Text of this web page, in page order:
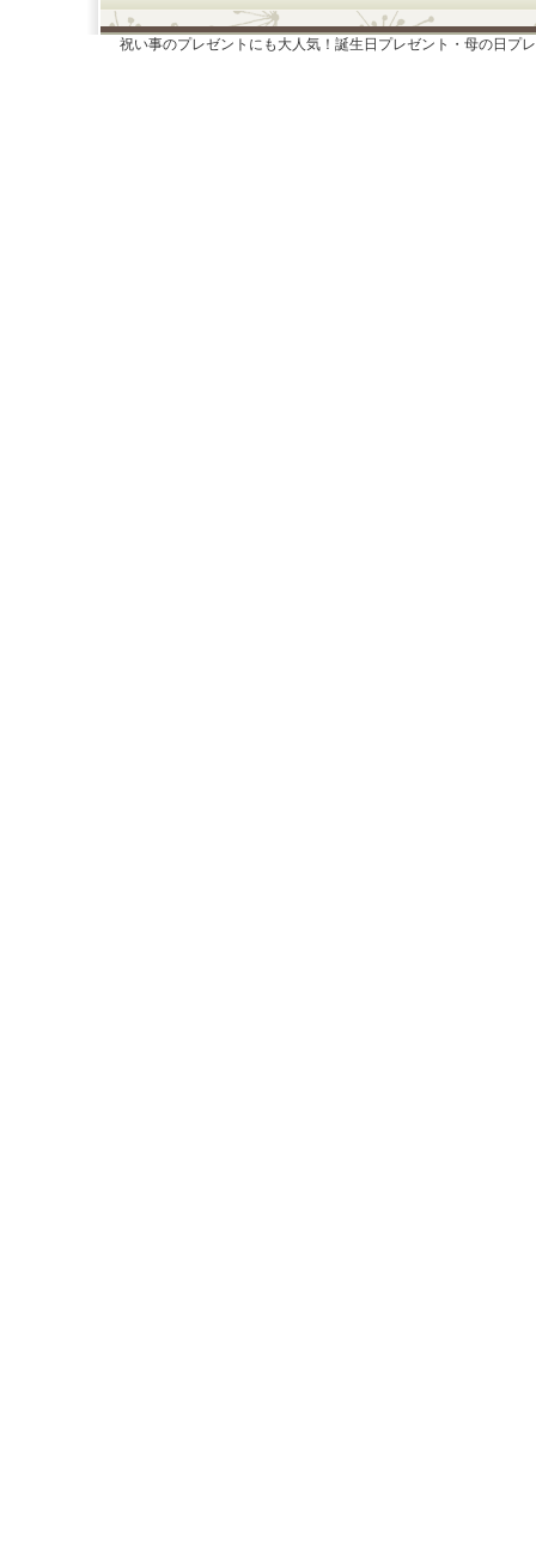
祝い事のプレゼントにも大人気！誕生日プレゼント・母の日プ